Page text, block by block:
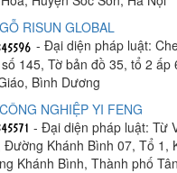
RISUN GLOBAL
- Đại diện pháp luật:
145, Tờ bản đồ 35, tổ 2 ấp
Bình Dương
NGHIỆP YI FENG
- Đại diện pháp luật: Từ
Khánh Bình 07, Tổ 1,
Khánh Bình, Thành phố